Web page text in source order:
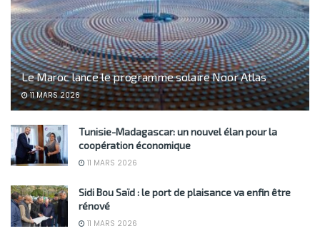
Le Maroc lance le programme solaire Noor Atlas
11 MARS 2026
Tunisie-Madagascar: un nouvel élan pour la
coopération économique
11 MARS 2026
Sidi Bou Saïd : le port de plaisance va enfin être
rénové
11 MARS 2026